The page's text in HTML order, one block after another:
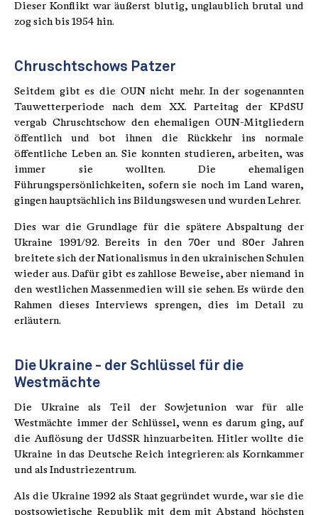
Dieser Konflikt war äußerst blutig, unglaublich brutal und
zog sich bis 1954 hin.
Chruschtschows Patzer
Seitdem gibt es die OUN nicht mehr. In der sogenannten
Tauwetterperiode nach dem XX. Parteitag der KPdSU
vergab Chruschtschow den ehemaligen OUN-Mitgliedern
öffentlich und bot ihnen die Rückkehr ins normale
öffentliche Leben an. Sie konnten studieren, arbeiten, was
immer sie wollten. Die ehemaligen
Führungspersönlichkeiten, sofern sie noch im Land waren,
gingen hauptsächlich ins Bildungswesen und wurden Lehrer.
Dies war die Grundlage für die spätere Abspaltung der
Ukraine 1991/92. Bereits in den 70er und 80er Jahren
breitete sich der Nationalismus in den ukrainischen Schulen
wieder aus. Dafür gibt es zahllose Beweise, aber niemand in
den westlichen Massenmedien will sie sehen. Es würde den
Rahmen dieses Interviews sprengen, dies im Detail zu
erläutern.
Die Ukraine - der Schlüssel für die
Westmächte
Die Ukraine als Teil der Sowjetunion war für alle
Westmächte immer der Schlüssel, wenn es darum ging, auf
die Auflösung der UdSSR hinzuarbeiten. Hitler wollte die
Ukraine in das Deutsche Reich integrieren: als Kornkammer
und als Industriezentrum.
Als die Ukraine 1992 als Staat gegründet wurde, war sie die
postsowjetische Republik mit dem mit Abstand höchsten